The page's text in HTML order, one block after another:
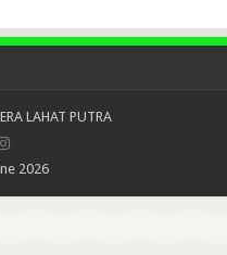
LAHAT PUTRA
2026